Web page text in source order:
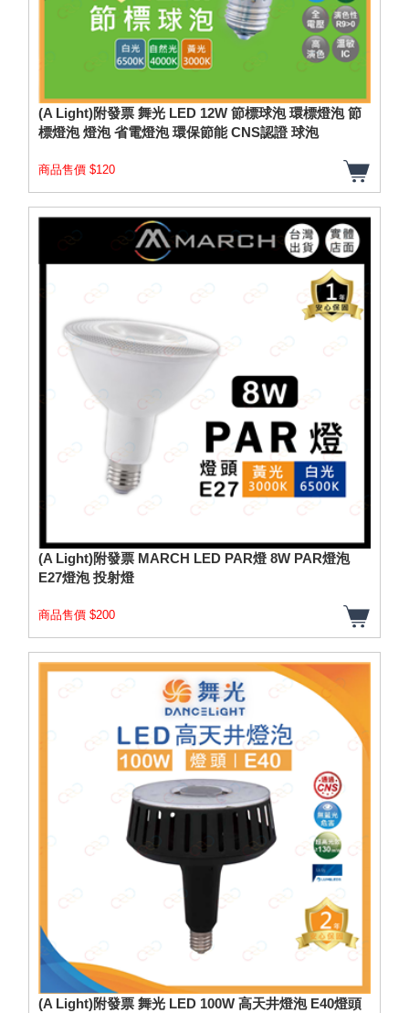
(A Light)附發票 舞光 LED 12W 節標球泡 環標燈泡 節
標燈泡 燈泡 省電燈泡 環保節能 CNS認證 球泡
商品售價 $120
(A Light)附發票 MARCH LED PAR燈 8W PAR燈泡
E27燈泡 投射燈
商品售價 $200
(A Light)附發票 舞光 LED 100W 高天井燈泡 E40燈頭